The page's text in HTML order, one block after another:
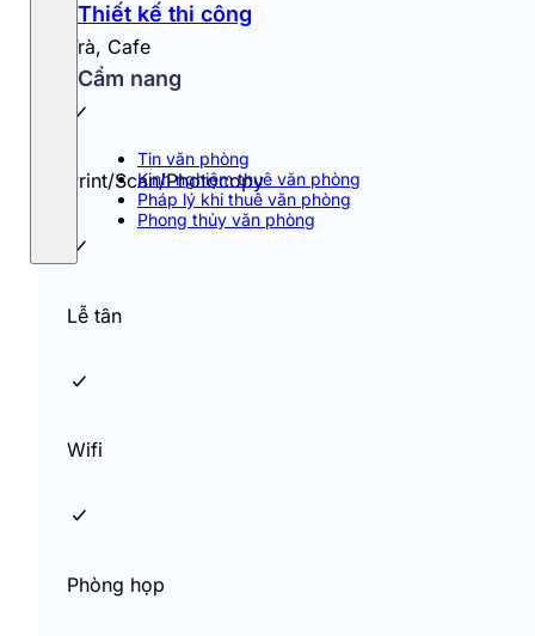
Thiết kế thi công
Cẩm nang
Tin văn phòng
Kinh nghiệm thuê văn phòng
Pháp lý khi thuê văn phòng
Phong thủy văn phòng
Trà, Cafe
Print/Scan/Photocopy
Lễ tân
Wifi
Phòng họp